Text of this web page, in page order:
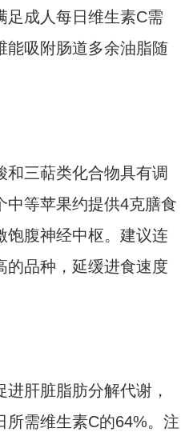
足成人每日维生素C需
能吸附肠道多余油脂随
和三萜类化合物具有调
中等苹果约提供4克膳食
饱腹神经中枢。建议连
的品种，延缓进食速度
肝脏脂肪分解代谢，
所需维生素C的64%。注